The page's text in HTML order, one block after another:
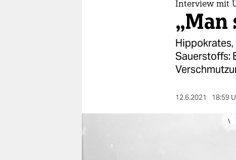
Interview mit
„Man
Sauerstoffs:
12.6.2021 18:59